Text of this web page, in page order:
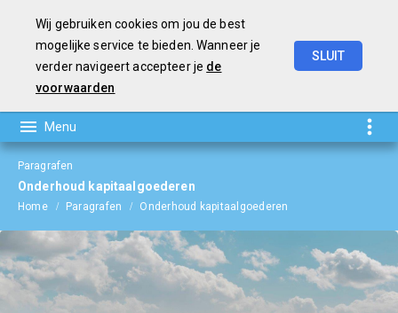
Wij gebruiken cookies om jou de best
mogelijke service te bieden. Wanneer je
verder navigeert accepteer je de
voorwaarden
SLUIT
Paragrafen
Onderhoud kapitaalgoederen
Home Paragrafen Onderhoud kapitaalgoederen